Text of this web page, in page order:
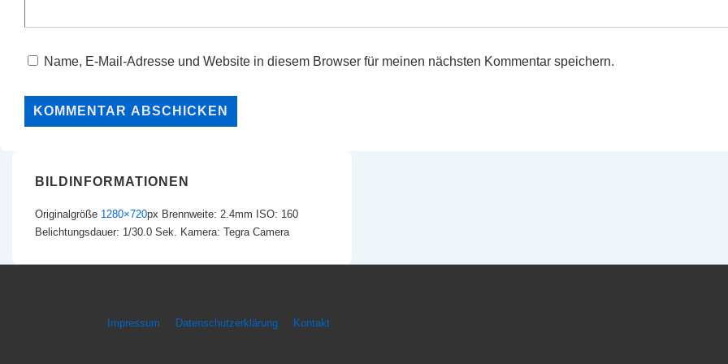
Name, E-Mail-Adresse und Website in diesem Browser für meinen nächsten Kommentar speichern.
BILDINFORMATIONEN
Originalgröße 1280×720px Brennweite: 2.4mm ISO: 160
Belichtungsdauer: 1/30.0 Sek. Kamera: Tegra Camera
Footer-
Impressum Datenschutzerklärung Kontakt